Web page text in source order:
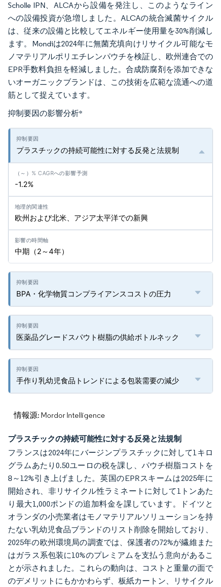
Scholle IPN、ALCAから設備を発注し、このようなライン
への設備投資が急増しました。ALCAの統合滅菌サイクル
は、従来の設備と比較してエネルギー使用量を30%削減し
ます。Mondiは2024年に無菌充填向けリサイクル可能なモ
ノマテリアルポリエチレンパウチを検証し、欧州連合での
EPR手数料負担を軽減しました。合成防腐剤を添加できな
いオーガニックブランドは、この技術を広範な流通への道
筋として捉えています。
抑制要因の影響分析*
プラスチックの持続可能性に対する反発と法規制
-1.2%
欧州および北米、アジア太平洋での新興
中期（2～4年）
BPA・化学物質コンプライアンスコストの圧力
医薬品グレードスパウト樹脂の供給ボトルネック
手作り乳幼児食品トレンドによる包装需要の減少
情報源: Mordor Intelligence
プラスチックの持続可能性に対する反発と法規制
フランスは2024年にバージンプラスチックに対して1キロ
グラムあたり0.50ユーロの税を課し、パウチ樹脂コストを
8～12%引き上げました。英国のEPRスキームは2025年に
開始され、非リサイクル性ラミネートに対して1トンあた
り最大1,000ポンドの追加料金を課しています。ドイツと
オランダの小売業者はモノマテリアルソリューションを持
たない乳幼児食品ブランドのリスト削除を開始しており、
2025年の欧州環境局の調査では、保護者の72%が繊維また
はガラス系包装に10%のプレミアムを支払う意向があるこ
とが示されました。これらの動向は、コストと重量の面で
のデメリットにもかかわらず、板紙カートン、リサイクル